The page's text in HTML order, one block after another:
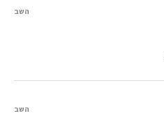
השב
השב